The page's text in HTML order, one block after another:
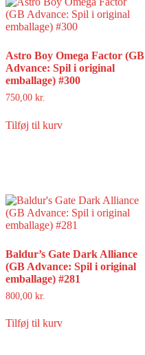
Astro Boy Omega Factor (GB
Advance: Spil i original
emballage) #300
750,00 kr.
Tilføj til kurv
Baldur’s Gate Dark Alliance
(GB Advance: Spil i original
emballage) #281
800,00 kr.
Tilføj til kurv